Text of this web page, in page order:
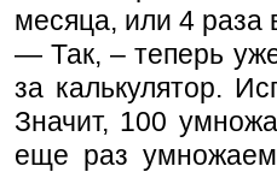
месяца, или 4 раза
— Так, – теперь
за калькулятор.
Значит, 100
еще раз